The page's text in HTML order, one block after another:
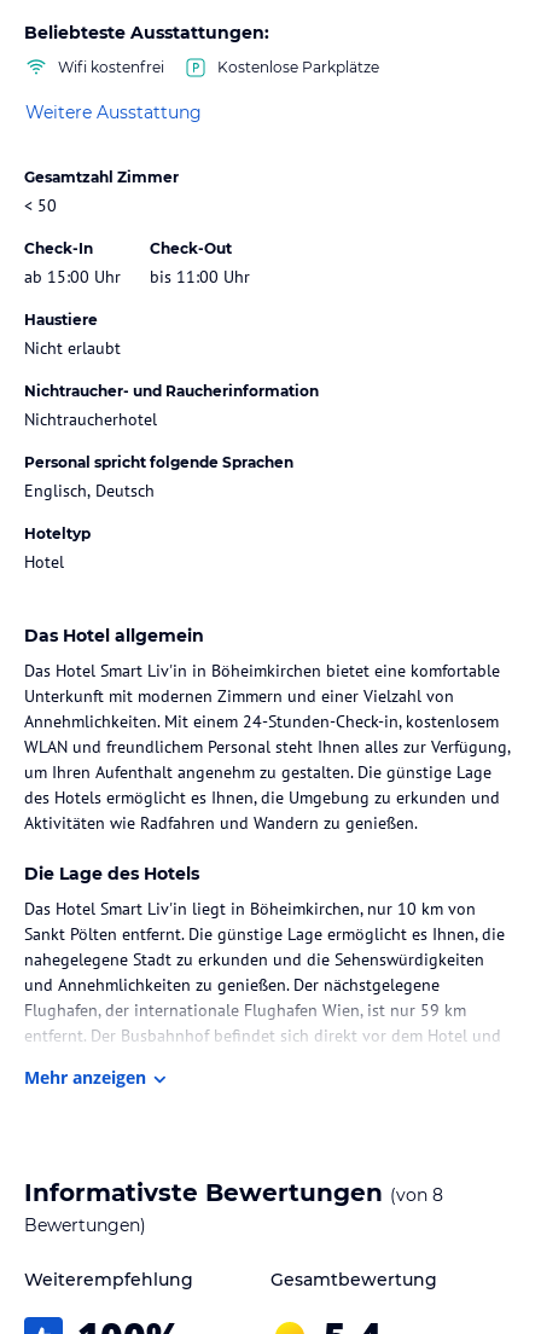
Beliebteste Ausstattungen:
Wifi kostenfrei Kostenlose Parkplätze
Weitere Ausstattung
Gesamtzahl Zimmer
< 50
Check-In
ab 15:00 Uhr
Check-Out
bis 11:00 Uhr
Haustiere
Nicht erlaubt
Nichtraucher- und Raucherinformation
Nichtraucherhotel
Personal spricht folgende Sprachen
Englisch, Deutsch
Hoteltyp
Hotel
Das Hotel allgemein
Das Hotel Smart Liv'in in Böheimkirchen bietet eine komfortable
Unterkunft mit modernen Zimmern und einer Vielzahl von
Annehmlichkeiten. Mit einem 24-Stunden-Check-in, kostenlosem
WLAN und freundlichem Personal steht Ihnen alles zur Verfügung,
um Ihren Aufenthalt angenehm zu gestalten. Die günstige Lage
des Hotels ermöglicht es Ihnen, die Umgebung zu erkunden und
Aktivitäten wie Radfahren und Wandern zu genießen.
Die Lage des Hotels
Das Hotel Smart Liv'in liegt in Böheimkirchen, nur 10 km von
Sankt Pölten entfernt. Die günstige Lage ermöglicht es Ihnen, die
nahegelegene Stadt zu erkunden und die Sehenswürdigkeiten
und Annehmlichkeiten zu genießen. Der nächstgelegene
Flughafen, der internationale Flughafen Wien, ist nur 59 km
entfernt. Der Busbahnhof befindet sich direkt vor dem Hotel und
Aufenthalt benötigen. Jedes Zimmer verfügt über einen Flachbild-
Sat-TV und ein eigenes Bad. Einige Zimmer verfügen sogar über
sich selbst verpflegen können. Ein Schreibtisch steht ebenfalls zur
gesamten Unterkunft verfügbar.
Mehr anzeigen
Informativste Bewertungen (von 8
Bewertungen)
Weiterempfehlung Gesamtbewertung